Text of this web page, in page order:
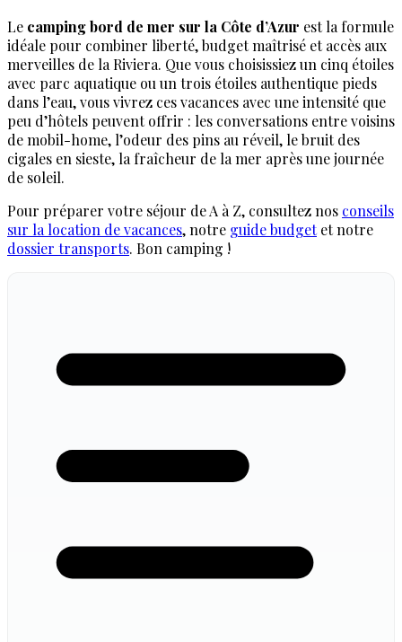
Le camping bord de mer sur la Côte d’Azur est la formule
idéale pour combiner liberté, budget maîtrisé et accès aux
merveilles de la Riviera. Que vous choisissiez un cinq étoiles
avec parc aquatique ou un trois étoiles authentique pieds
dans l’eau, vous vivrez ces vacances avec une intensité que
peu d’hôtels peuvent offrir : les conversations entre voisins
de mobil-home, l’odeur des pins au réveil, le bruit des
cigales en sieste, la fraîcheur de la mer après une journée
de soleil.
Pour préparer votre séjour de A à Z, consultez nos conseils
sur la location de vacances, notre guide budgetet notre
dossier transports. Bon camping !